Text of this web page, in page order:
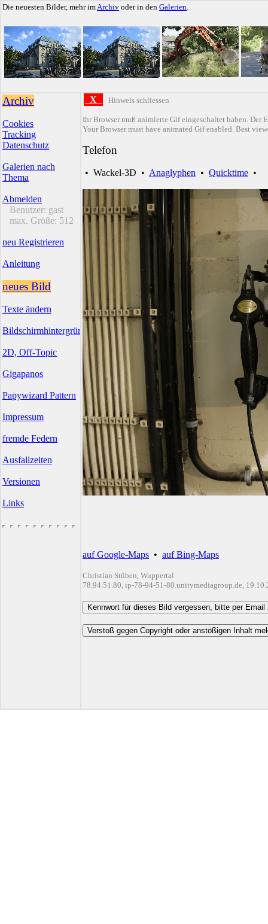
Die neuesten Bilder, mehr imArchiv oder in den Galerien.
Archiv
Cookies
Tracking
Datenschutz
Galerien nach
Thema
Abmelden
Benutzer: gast
max. Größe: 512
neu Registrieren
Anleitung
neues Bild
Texte ändern
Bildschirmhintergründe
2D, Off-Topic
Gigapanos
Papywizard Pattern
Impressum
fremde Federn
Ausfallzeiten
Versionen
Links
X Hinweis schliessen
Ihr Browser muß animierte Gif eingeschaltet haben. Der
Your Browser must have animated Gif enabled. Best
Telefon
• Wackel-3D • Anaglyphen • Quicktime •
auf Google-Maps • auf Bing-Maps
Christian Stüben, Wuppertal
78.94.51.80, ip-78-94-51-80.unitymediagroup.de,